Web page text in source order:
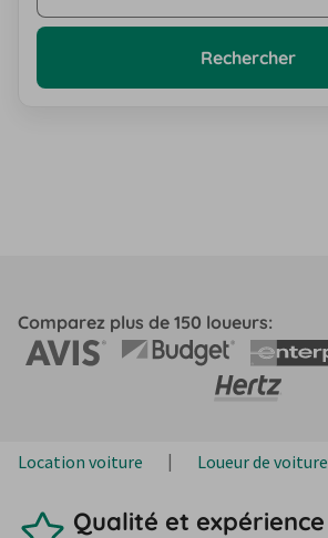
Rechercher
Comparez plus de 150 loueurs:
Location voiture Loueur de voiture
Qualité et expérience